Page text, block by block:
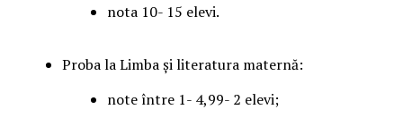
nota 10- 15 elevi.
Proba la Limba și literatura maternă:
note între 1- 4,99- 2 elevi;